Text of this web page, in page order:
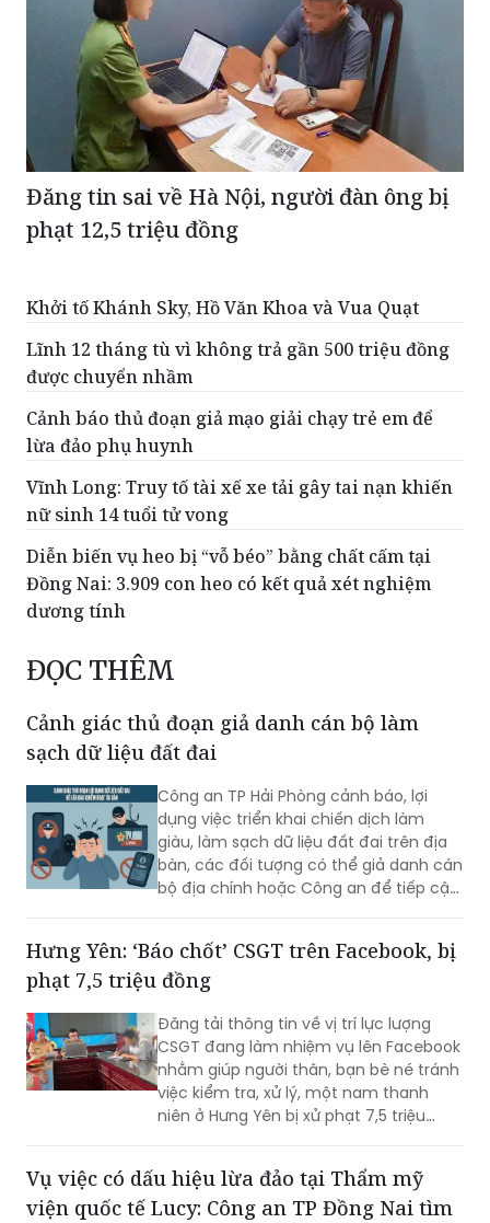
Đăng tin sai về Hà Nội, người đàn ông bị
phạt 12,5 triệu đồng
Khởi tố Khánh Sky, Hồ Văn Khoa và Vua Quạt
Lĩnh 12 tháng tù vì không trả gần 500 triệu đồng
được chuyển nhầm
Cảnh báo thủ đoạn giả mạo giải chạy trẻ em để
lừa đảo phụ huynh
Vĩnh Long: Truy tố tài xế xe tải gây tai nạn khiến
nữ sinh 14 tuổi tử vong
Diễn biến vụ heo bị “vỗ béo” bằng chất cấm tại
Đồng Nai: 3.909 con heo có kết quả xét nghiệm
dương tính
ĐỌC THÊM
Cảnh giác thủ đoạn giả danh cán bộ làm
sạch dữ liệu đất đai
Công an TP Hải Phòng cảnh báo, lợi
dụng việc triển khai chiến dịch làm
giàu, làm sạch dữ liệu đất đai trên địa
bàn, các đối tượng có thể giả danh cán
bộ địa chính hoặc Công an để tiếp cận,
người dân.
Hưng Yên: ‘Báo chốt’ CSGT trên Facebook, bị
phạt 7,5 triệu đồng
Đăng tải thông tin về vị trí lực lượng
CSGT đang làm nhiệm vụ lên Facebook
nhằm giúp người thân, bạn bè né tránh
việc kiểm tra, xử lý, một nam thanh
niên ở Hưng Yên bị xử phạt 7,5 triệu
Vụ việc có dấu hiệu lừa đảo tại Thẩm mỹ
viện quốc tế Lucy: Công an TP Đồng Nai tìm